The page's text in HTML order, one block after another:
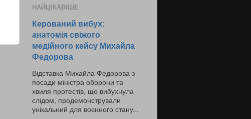
НАЙЦІКАВІШЕ
Керований вибух:
анатомія свіжого
медійного кейсу Михайла
Федорова
Відставка Михайла Федорова з
посади міністра оборони та
хвиля протестів, що вибухнула
слідом, продемонстрували
унікальний для воєнного стану...